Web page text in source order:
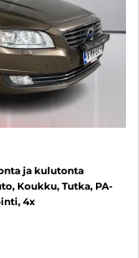
ja kulutonta
Koukku, Tutka, PA-
4x